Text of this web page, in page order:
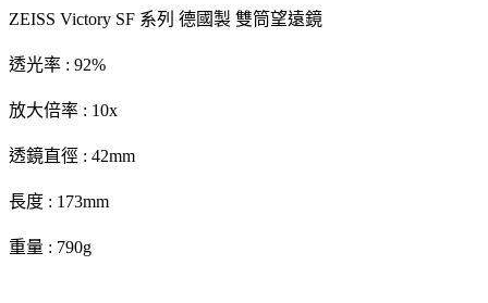
ZEISS Victory SF 系列 德國製 雙筒望遠鏡
透光率 : 92%
放大倍率 : 10x
透鏡直徑 : 42mm
長度 : 173mm
重量 : 790g